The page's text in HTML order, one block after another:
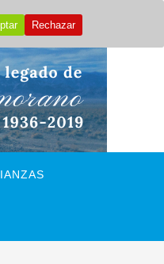
Rechazar